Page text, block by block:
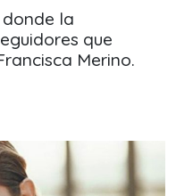
la
que
Merino.